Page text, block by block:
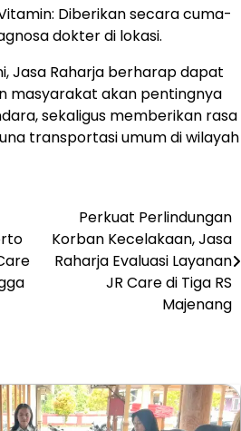
Diberikan secara cuma-
dokter di lokasi.
Jasa Raharja berharap dapat
masyarakat akan pentingnya
sekaligus memberikan rasa
transportasi umum di wilayah
Perkuat Perlindungan
Korban Kecelakaan, Jasa
Raharja Evaluasi Layanan
JR Care di Tiga RS
Majenang